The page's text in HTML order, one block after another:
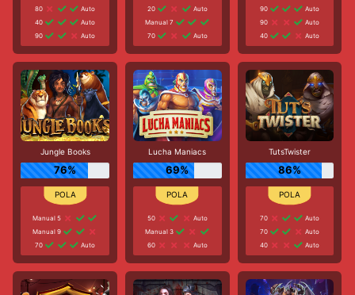
80
Auto
40
Auto
90
Auto
20
Auto
Manual 7
70
Auto
90
Auto
90
Auto
40
Auto
Jungle Books
76%
Manual 5
Manual 9
70
Auto
Lucha Maniacs
69%
50
Auto
Manual 3
60
Auto
TutsTwister
86%
70
Auto
70
Auto
40
Auto